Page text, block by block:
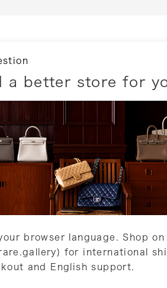
a better store for
browser language. Shop on
for international
and English support.
払いについて
のお支払方法が利用可能です。
クレジットカード
ショッピングローン
銀行振込・郵便振替
代金引換
Amazon Pay
PayPay
店頭支払い
くはこちら